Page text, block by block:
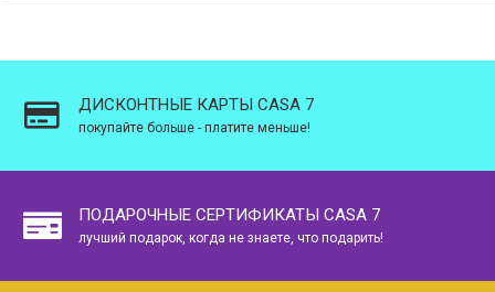
ДИСКОНТНЫЕ КАРТЫ CASA 7
покупайте больше - платите меньше!
ПОДАРОЧНЫЕ СЕРТИФИКАТЫ CASA 7
лучший подарок, когда не знаете, что подарить!